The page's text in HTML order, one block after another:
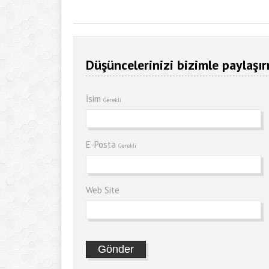
Düşüncelerinizi bizimle
İsim Gerekli
E-Posta Gerekli
Web Site